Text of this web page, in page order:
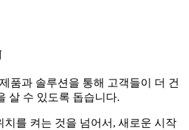
품과 솔루션을 통해 고객들이 더 건
살 수 있도록 돕습니다.
치를 켜는 것을 넘어서, 새로운 시작